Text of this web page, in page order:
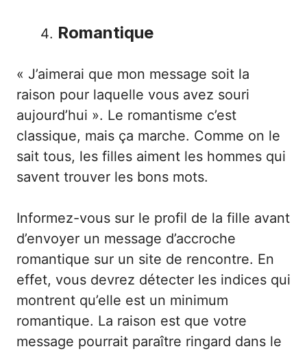
Romantique
« J’aimerai que mon message soit la
raison pour laquelle vous avez souri
aujourd’hui ». Le romantisme c’est
classique, mais ça marche. Comme on le
sait tous, les filles aiment les hommes qui
savent trouver les bons mots.
Informez-vous sur le profil de la fille avant
d’envoyer un message d’accroche
romantique sur un site de rencontre. En
effet, vous devrez détecter les indices qui
montrent qu’elle est un minimum
romantique. La raison est que votre
message pourrait paraître ringard dans le